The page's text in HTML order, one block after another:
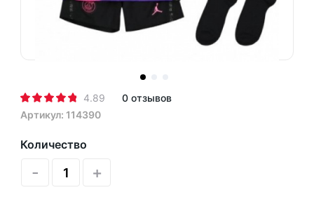
4.89
0 отзывов
Артикул: 114390
Количество
- +